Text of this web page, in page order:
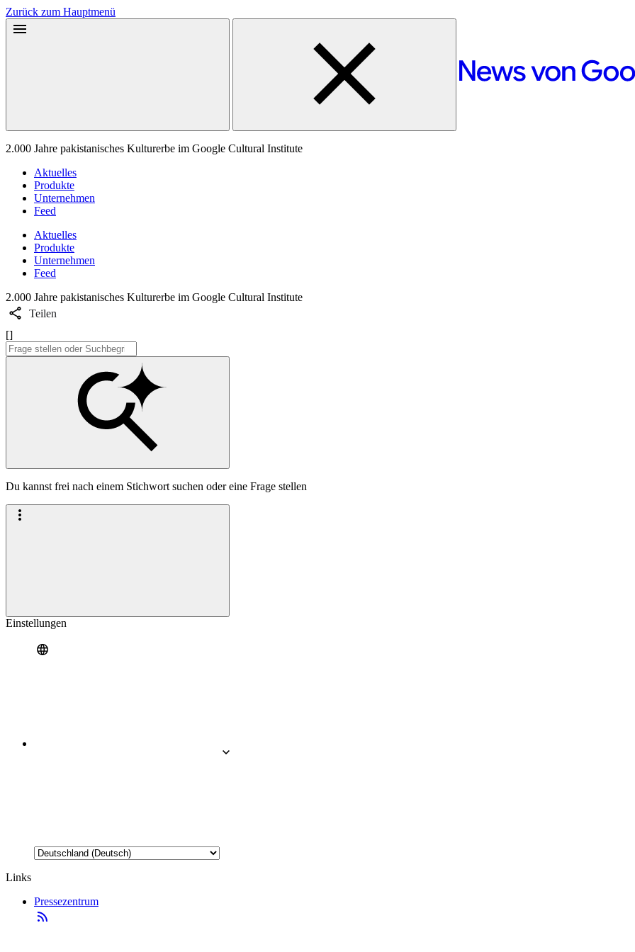
Zurück zum Hauptmenü
2.000 Jahre pakistanisches Kulturerbe im Google Cultural Institute
Aktuelles
Produkte
Unternehmen
Feed
Aktuelles
Produkte
Unternehmen
Feed
2.000 Jahre pakistanisches Kulturerbe im Google Cultural Institute
Teilen
[]
Du kannst frei nach einem Stichwort suchen oder eine Frage stellen
Einstellungen
Links
Pressezentrum